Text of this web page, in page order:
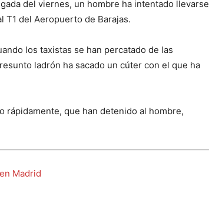
del viernes, un hombre ha intentado llevarse
T1 del Aeropuerto de Barajas.
los taxistas se han percatado de las
ladrón ha sacado un cúter con el que ha
rápidamente, que han detenido al hombre,
Madrid